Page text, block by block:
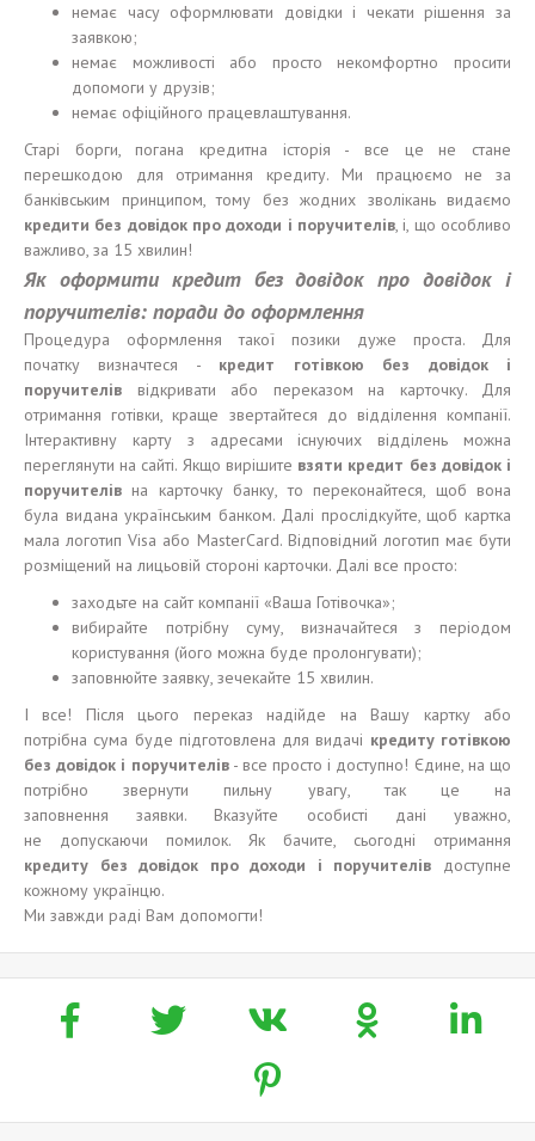
немає часу оформлювати довідки і чекати рішення за
заявкою;
немає можливості або просто некомфортно просити
допомоги у друзів;
немає офіційного працевлаштування.
Старі борги, погана кредитна історія - все це не стане
перешкодою для отримання кредиту. Ми працюємо не за
банківським принципом, тому без жодних зволікань видаємо
кредити без довідок про доходи і поручителів, і, що особливо
важливо, за 15 хвилин!
Як оформити кредит без довідок про довідок і
поручителів: поради до оформлення
Процедура оформлення такої позики дуже проста. Для
початку визначтеся - кредит готівкою без довідок і
поручителів відкривати або переказом на карточку. Для
отримання готівки, краще звертайтеся до відділення компанії.
Інтерактивну карту з адресами існуючих відділень можна
переглянути на сайті. Якщо вирішите взяти кредит без довідок і
поручителів на карточку банку, то переконайтеся, щоб вона
була видана українським банком. Далі прослідкуйте, щоб картка
мала логотип Visa або MasterCard. Відповідний логотип має бути
розміщений на лицьовій стороні карточки. Далі все просто:
заходьте на сайт компанії «Ваша Готівочка»;
вибирайте потрібну суму, визначайтеся з періодом
користування (його можна буде пролонгувати);
заповнюйте заявку, зечекайте 15 хвилин.
І все! Після цього переказ надійде на Вашу картку або
потрібна сума буде підготовлена для видачі кредиту готівкою
без довідок і поручителів- все просто і доступно! Єдине, на що
потрібно звернути пильну увагу, так це на
заповнення заявки. Вказуйте особисті дані уважно,
не допускаючи помилок. Як бачите, сьогодні отримання
кредиту без довідок про доходи і поручителів доступне
кожному українцю.
Ми завжди раді Вам допомогти!